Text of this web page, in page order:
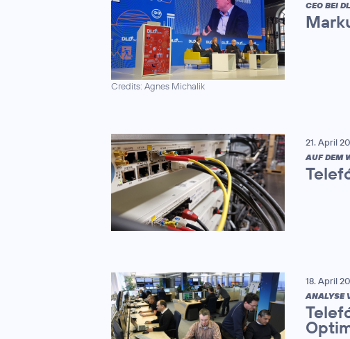
Credits: Agnes Michalik
CEO BEI
21. April
AUF DEM
18. April
ANALYSE